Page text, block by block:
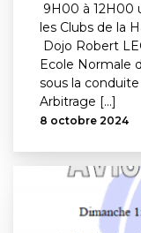
9H00 à 12H00
les Clubs de la
Dojo Robert
Ecole Normale
sous la
Arbitrage [...]
8 octobre 2024